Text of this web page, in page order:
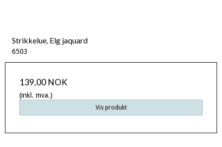
Strikkelue, Elg jaquard
6503
139,00 NOK
(inkl. mva.)
Vis produkt